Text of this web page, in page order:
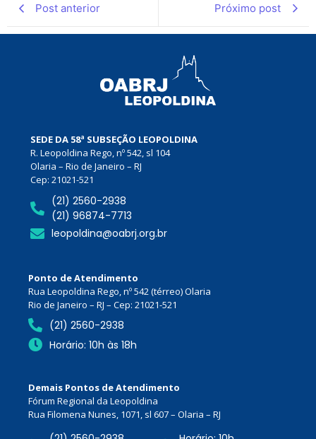
Post anterior Próximo post
SEDE DA 58ª SUBSEÇÃO LEOPOLDINA
R. Leopoldina Rego, nº 542, sl 104
Olaria – Rio de Janeiro – RJ
Cep: 21021-521
(21) 2560-2938
(21) 96874-7713
leopoldina@oabrj.org.br
Ponto de Atendimento
Rua Leopoldina Rego, nº 542 (térreo) Olaria
Rio de Janeiro – RJ – Cep: 21021-521
(21) 2560-2938
Horário: 10h às 18h
Demais Pontos de Atendimento
Fórum Regional da Leopoldina
Rua Filomena Nunes, 1071, sl 607 – Olaria – RJ